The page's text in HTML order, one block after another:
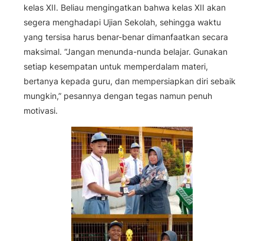
kelas XII. Beliau mengingatkan bahwa kelas XII akan
segera menghadapi Ujian Sekolah, sehingga waktu
yang tersisa harus benar-benar dimanfaatkan secara
maksimal. “Jangan menunda-nunda belajar. Gunakan
setiap kesempatan untuk memperdalam materi,
bertanya kepada guru, dan mempersiapkan diri sebaik
mungkin,” pesannya dengan tegas namun penuh
motivasi.